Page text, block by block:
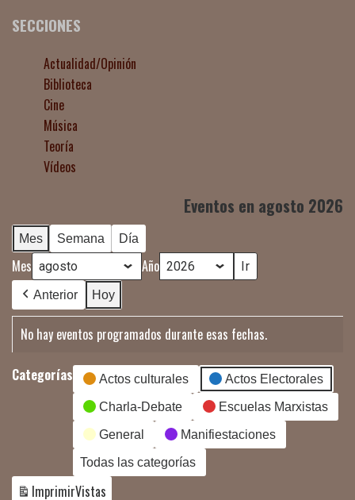
SECCIONES
Actualidad/Opinión
Biblioteca
Cine
Música
Teoría
Vídeos
Eventos en agosto 2026
Mes Semana Día
Mes Año
Anterior Hoy
No hay eventos programados durante esas fechas.
Categorías Actos culturales Actos Electorales
Charla-Debate Escuelas Marxistas
General Manifiestaciones
Todas las categorías
ImprimirVistas